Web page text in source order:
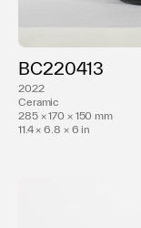
｢A Silent
hpgrp GALLERY 東
｢第5回 大黒屋
黒屋 栃木
｢No Man’s
｢Showcase｣
2022
Ceramic
285 × 170 × 150 mm
11.4 × 6.8 × 6 in
BC220413